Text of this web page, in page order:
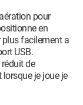
pour
en
plus facilement a
USB.
de
je joue je